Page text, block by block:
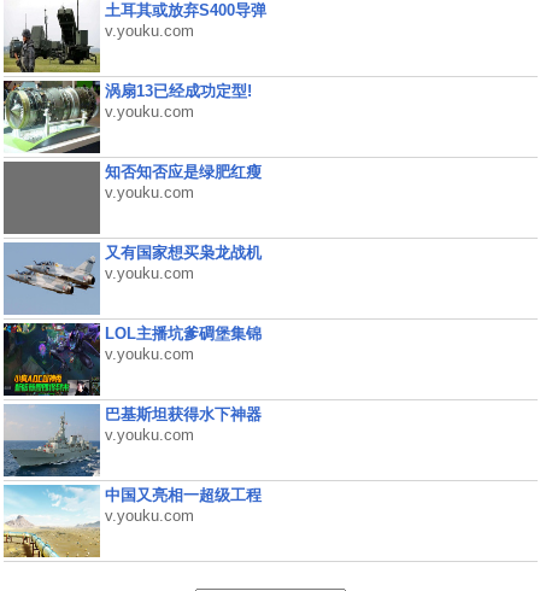
土耳其或放弃S400导弹
v.youku.com
涡扇13已经成功定型!
v.youku.com
知否知否应是绿肥红瘦
v.youku.com
又有国家想买枭龙战机
v.youku.com
LOL主播坑爹碉堡集锦
v.youku.com
巴基斯坦获得水下神器
v.youku.com
中国又亮相一超级工程
v.youku.com